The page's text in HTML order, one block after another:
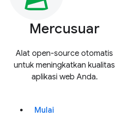
Mercusuar
Alat open-source otomatis
untuk meningkatkan kualitas
aplikasi web Anda.
Mulai